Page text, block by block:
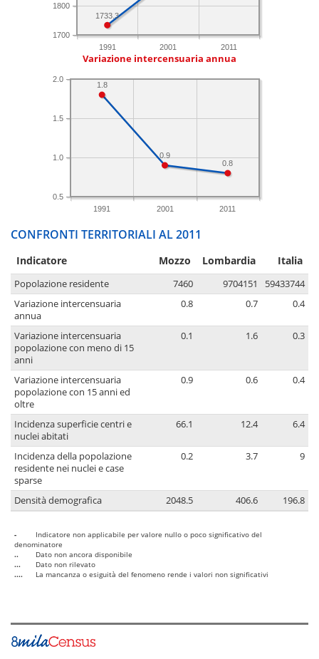
1991 2001 2011
1700
1800
1733.3
Variazione intercensuaria annua
1991 2001 2011
0.5
1.0
1.5
2.0
0.8
0.9
1.8
CONFRONTI TERRITORIALI AL 2011
Indicatore Mozzo Lombardia Italia
Popolazione residente 7460 9704151
59433744
Variazione intercensuaria
annua
0.8 0.7 0.4
Variazione intercensuaria
popolazione con meno di 15
anni
0.1 1.6 0.3
Variazione intercensuaria
popolazione con 15 anni ed
oltre
0.9 0.6 0.4
Incidenza superficie centri e
nuclei abitati
66.1 12.4 6.4
Incidenza della popolazione
residente nei nuclei e case
sparse
0.2 3.7 9
Densità demografica 2048.5 406.6 196.8
-
Indicatore non applicabile per valore nullo o poco significativo del
denominatore
..
Dato non ancora disponibile
...
Dato non rilevato
....
La mancanza o esiguità del fenomeno rende i valori non significativi